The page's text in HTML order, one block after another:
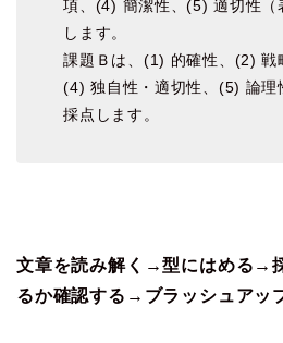
項、(4) 簡潔性、(5) 適切性（
します。
課題Ｂは、(1) 的確性、(2) 戦
(4) 独自性・適切性、(5) 論理
採点します。
文章を読み解く→型にはめる→
るか確認する→ブラッシュアッ